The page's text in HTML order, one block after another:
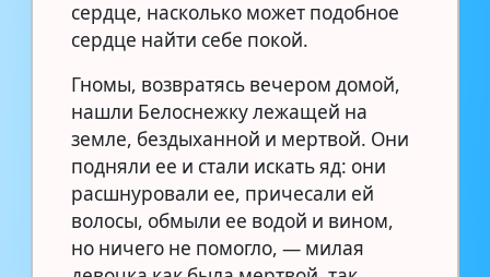
сердце, насколько может подобное
сердце найти себе покой.
Гномы, возвратясь вечером домой,
нашли Белоснежку лежащей на
земле, бездыханной и мертвой. Они
подняли ее и стали искать яд: они
расшнуровали ее, причесали ей
волосы, обмыли ее водой и вином,
но ничего не помогло, — милая